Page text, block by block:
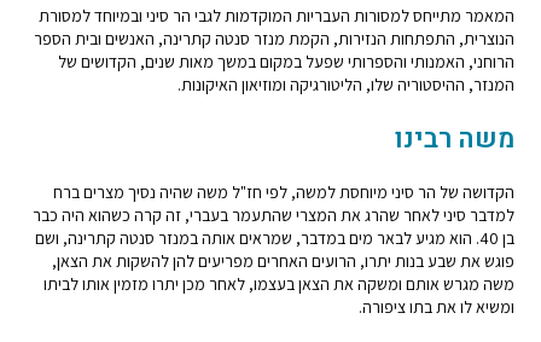
המאמר מתייחס למסורות העבריות המוקדמות לגבי הר סיני ובמיוחד למסורת
הנוצרית, התפתחות הנזירות, הקמת מנזר סנטה קתרינה, האנשים ובית הספר
הרוחני, האמנותי והספרותי שפעל במקום במשך מאות שנים, הקדושים של
המנזר, ההיסטוריה שלו, הליטורגיקה ומוזיאון האיקונות.
משה רבינו
הקדושה של הר סיני מיוחסת למשה, לפי חז"ל משה שהיה נסיך מצרים ברח
למדבר סיני לאחר שהרג את המצרי שהתעמר בעברי, זה קרה כשהוא היה כבר
בן 40. הוא מגיע לבאר מים במדבר, שמראים אותה במנזר סנטה קתרינה, ושם
פוגש את שבע בנות יתרו, הרועים האחרים מפריעים להן להשקות את הצאן,
משה מגרש אותם ומשקה את הצאן בעצמו, לאחר מכן יתרו מזמין אותו לביתו
ומשיא לו את בתו ציפורה.